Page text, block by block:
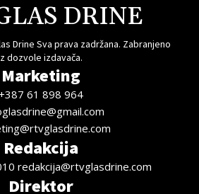
DRINE
Drine Sva prava zadržana. Zabranjeno
dozvole izdavača.
Marketing
61 898 964
Redakcija
redakcija@rtvglasdrine.com
Direktor